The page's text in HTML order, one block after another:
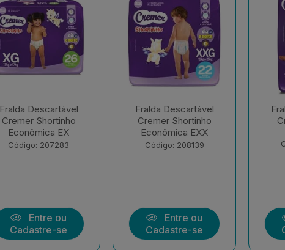
Fralda Descartável
Cremer Shortinho
Econômica EXX
Código: 208139
Entre ou
Cadastre-se
Fralda Descartável
Cremer Hiper G
Código: 177258
Entre ou
Cadastre-se